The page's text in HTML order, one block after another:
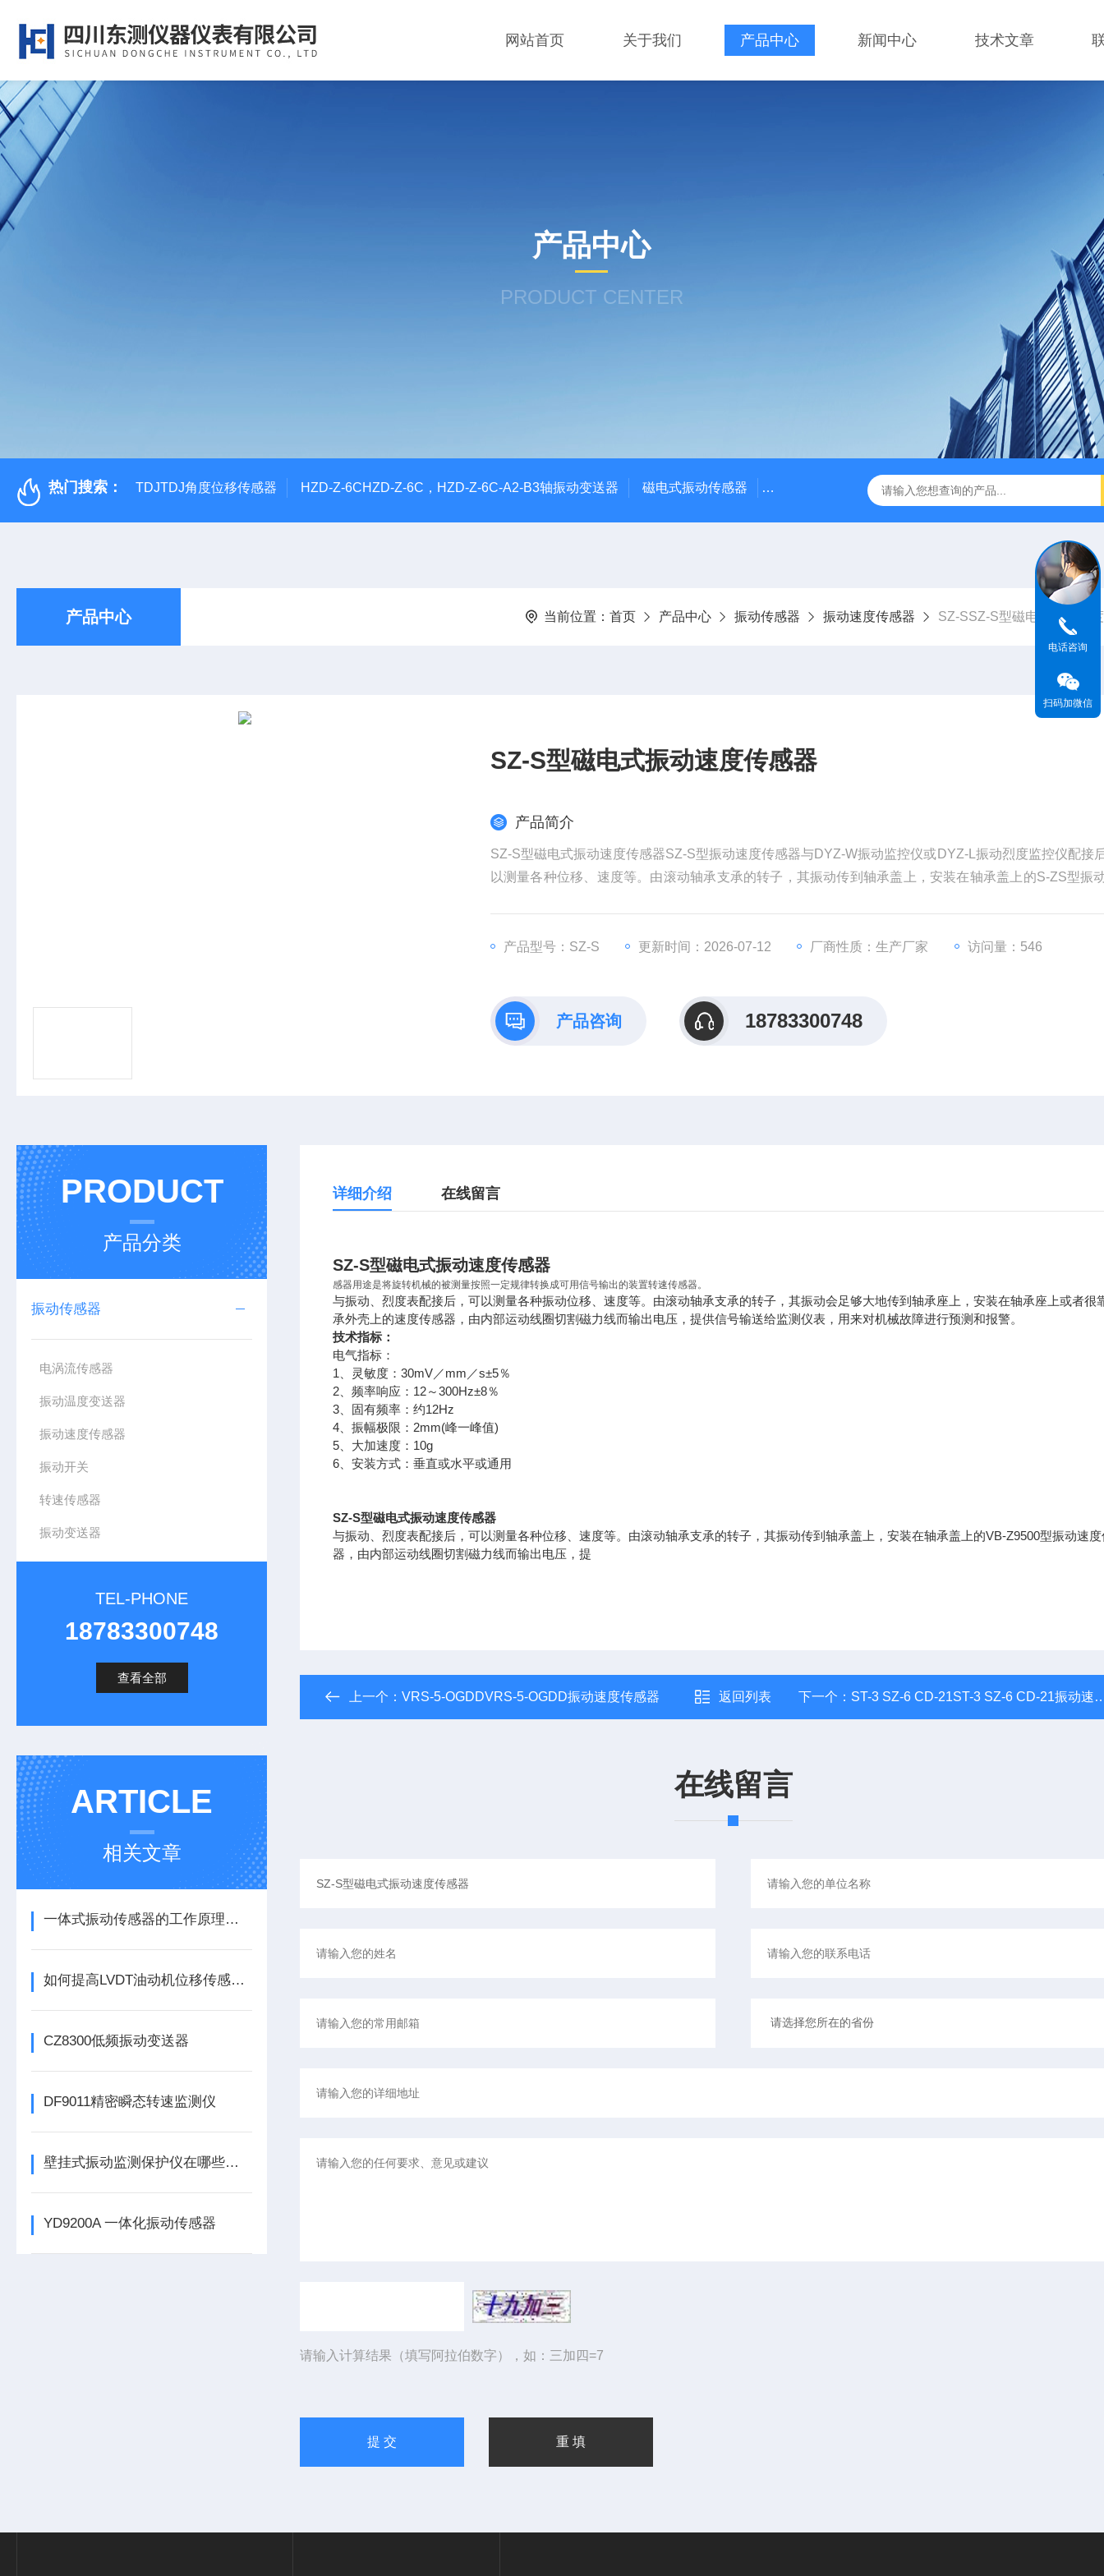
网站首页 关于我们 产品中心 新闻中心 技术文章
产品中心
PRODUCT CENTER
热门搜索： TDJTDJ角度位移传感器 HZD-Z-6CHZD-Z-6C，HZD-Z-6C-A2-B3轴振动变送器 磁电式振动传感器 NE3100电涡流位移传感器 三轴振动传感器 加速度
产品中心 当前位置： 首页 产品中心 振动传感器 振动速度传感器 SZ-SSZ-S型磁电式振动速
SZ-S型磁电式振动速度传感器
产品简介
SZ-S型磁电式振动速度传感器SZ-S型振动速度传感器与DYZ-W振动监控仪或DYZ-L振动烈度监控仪配接
以测量各种位移、速度等。由滚动轴承支承的转子，其振动传到轴承盖上，安装在轴承盖上的S-ZS型振
安装位置：垂直或者水平安装于被测振动点上，传感器底部用M10螺钉固定。
产品型号：SZ-S 更新时间：2026-07-12 厂商性质：生产厂家 访问量：546
产品咨询 18783300748
PRODUCT
产品分类
振动传感器
电涡流传感器
振动温度变送器
振动速度传感器
振动开关
转速传感器
振动变送器
TEL-PHONE
18783300748
查看全部
ARTICLE
相关文章
一体式振动传感器的工作原理是什么？
如何提高LVDT油动机位移传感器的精度？
CZ8300低频振动变送器
DF9011精密瞬态转速监测仪
壁挂式振动监测保护仪在哪些领域有广泛应用？
YD9200A 一体化振动传感器
详细介绍 在线留言
SZ-S型磁电式振动速度传感器
感器用途是将旋转机械的被测量按照一定规律转换成可用信号输出的装置转速传感器。
与振动、烈度表配接后，可以测量各种振动位移、速度等。由滚动轴承支承的转子，其振动会足够大地传到轴承座上，安装在轴承座上或者很
承外壳上的速度传感器，由内部运动线圈切割磁力线而输出电压，提供信号输送给监测仪表，用来对机械故障进行预测和报警。
技术指标：
电气指标：
1、灵敏度：30mV／mm／s±5％
2、频率响应：12～300Hz±8％
3、固有频率：约12Hz
4、振幅极限：2mm(峰一峰值)
5、大加速度：10g
6、安装方式：垂直或水平或通用
SZ-S型磁电式振动速度传感器
与振动、烈度表配接后，可以测量各种位移、速度等。由滚动轴承支承的转子，其振动传到轴承盖上，安装在轴承盖上的VB-Z9500型振动速
器，由内部运动线圈切割磁力线而输出电压，提
上一个： VRS-5-OGDDVRS-5-OGDD振动速度传感器 返回列表 下一个： ST-3 SZ-6 CD-21ST-3 SZ-6 CD-21振动速度传感器
在线留言
请输入计算结果（填写阿拉伯数字），如：三加四=7
电话咨询
扫码加微信